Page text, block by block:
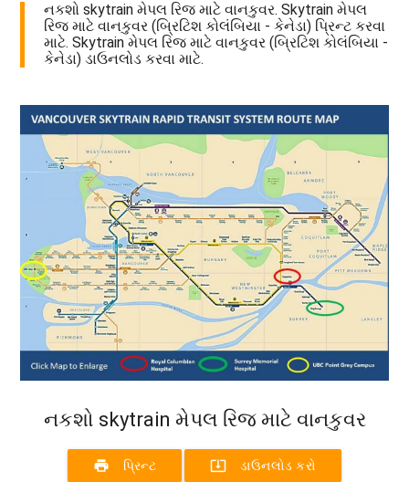
નકશો skytrain મેપલ રિજ માટે વાનકુવર. Skytrain મેપલ
રિજ માટે વાનકુવર (બ્રિટિશ કોલંબિયા - કેનેડા) પ્રિન્ટ કરવા
માટે. Skytrain મેપલ રિજ માટે વાનકુવર (બ્રિટિશ કોલંબિયા -
કેનેડા) ડાઉનલોડ કરવા માટે.
નકશો skytrain મેપલ રિજ માટે વાનકુવર
print પ્રિન્ટ system_update_alt ડાઉનલોડ કરો